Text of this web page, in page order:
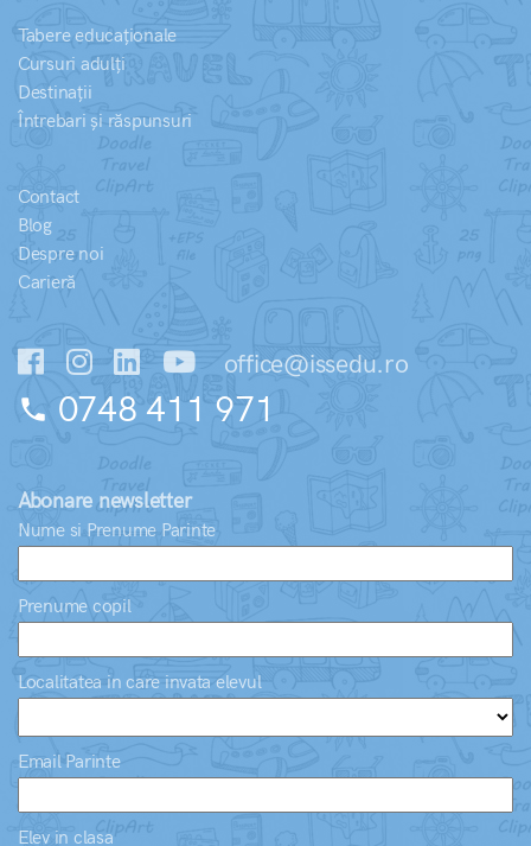
Tabere educaționale
Cursuri adulți
Destinații
Întrebari și răspunsuri
Contact
Blog
Despre noi
Carieră
office@issedu.ro
phone 0748 411 971
Abonare newsletter
Nume si Prenume Parinte
Prenume copil
Localitatea in care invata elevul
Email Parinte
Elev in clasa